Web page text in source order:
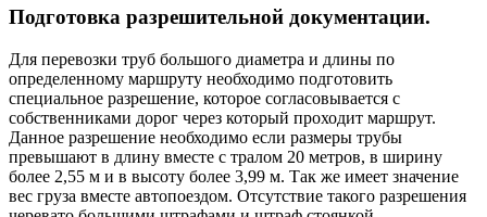
Подготовка разрешительной документации.
Для перевозки труб большого диаметра и длины по
определенному маршруту необходимо подготовить
специальное разрешение, которое согласовывается с
собственниками дорог через который проходит маршрут.
Данное разрешение необходимо если размеры трубы
превышают в длину вместе с тралом 20 метров, в ширину
более 2,55 м и в высоту более 3,99 м. Так же имеет значение
вес груза вместе автопоездом. Отсутствие такого разрешения